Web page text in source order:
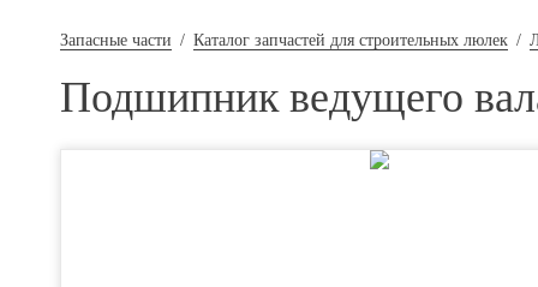
Запасные части / Каталог запчастей для строительных люлек /
Подшипник ведущего